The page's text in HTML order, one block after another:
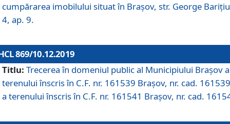
cumpărarea imobilului situat în Braşov, str. George
4, ap. 9.
869/10.12.2019
Titlu: Trecerea în domeniul public al Municipiului Braşov a
terenului înscris în C.F. nr. 161539 Brașov, nr. cad.
a terenului înscris în C.F. nr. 161541 Brașov, nr. cad.